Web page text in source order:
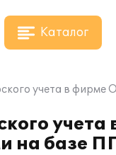
Каталог
учета в
на базе